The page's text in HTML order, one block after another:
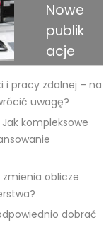
Nowe
publik
acje
i pracy zdalnej – na
uwagę?
kompleksowe
zmienia oblicze
dobrać